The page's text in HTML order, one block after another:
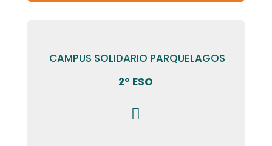
CAMPUS SOLIDARIO PARQUELAGOS
2º ESO
